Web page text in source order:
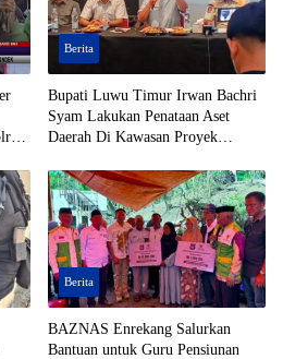
Berita
Bupati Luwu Timur Irwan Bachri
Syam Lakukan Penataan Aset
Daerah Di Kawasan Proyek
Berita
BAZNAS Enrekang Salurkan
Bantuan untuk Guru Pensiunan